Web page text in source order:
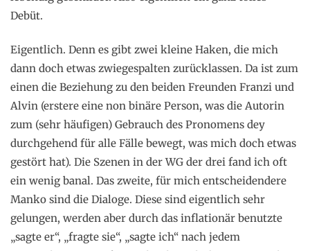
Debüt.
Eigentlich. Denn es gibt zwei kleine Haken, die mich
dann doch etwas zwiegespalten zurücklassen. Da ist zum
einen die Beziehung zu den beiden Freunden Franzi und
Alvin (erstere eine non binäre Person, was die Autorin
zum (sehr häufigen) Gebrauch des Pronomens dey
durchgehend für alle Fälle bewegt, was mich doch etwas
gestört hat). Die Szenen in der WG der drei fand ich oft
ein wenig banal. Das zweite, für mich entscheidendere
Manko sind die Dialoge. Diese sind eigentlich sehr
gelungen, werden aber durch das inflationär benutzte
„sagte er“, „fragte sie“, „sagte ich“ nach jedem